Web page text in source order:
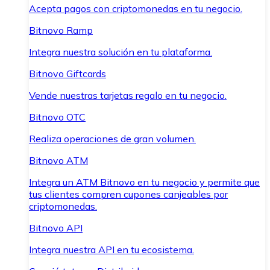
Acepta pagos con criptomonedas en tu negocio.
Bitnovo Ramp
Integra nuestra solución en tu plataforma.
Bitnovo Giftcards
Vende nuestras tarjetas regalo en tu negocio.
Bitnovo OTC
Realiza operaciones de gran volumen.
Bitnovo ATM
Integra un ATM Bitnovo en tu negocio y permite que
tus clientes compren cupones canjeables por
criptomonedas.
Bitnovo API
Integra nuestra API en tu ecosistema.